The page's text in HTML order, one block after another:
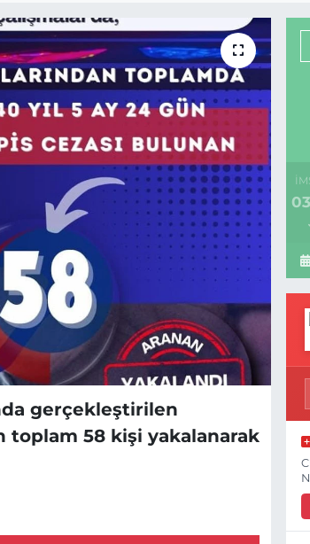
gerçekleştirilen
toplam 58 kişi yakalanarak